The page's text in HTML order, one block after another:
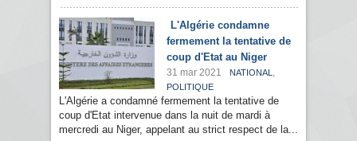
L'Algérie condamne
fermement la tentative de
coup d'Etat au Niger
31 mar 2021 NATIONAL ,
POLITIQUE
L'Algérie a condamné fermement la tentative de
coup d'Etat intervenue dans la nuit de mardi à
mercredi au Niger, appelant au strict respect de la...